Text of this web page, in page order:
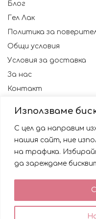
Използваме
С цел да направим
нашия сайт, ние
на трафика.
да зареждаме
Блог
Гел Лак
Политика за
Общи условия
Условия за доставка
За нас
Контакт
© 2023
0
Използваме
работа със сайта.